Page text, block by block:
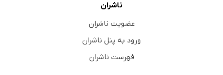
ناشران
عضویت ناشران
ورود به پنل ناشران
فهرست ناشران